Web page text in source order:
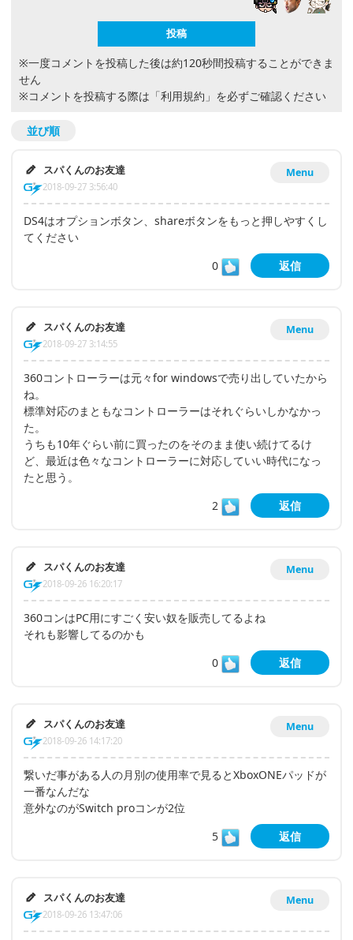
※一度コメントを投稿した後は約120秒間投稿することができま
せん
※コメントを投稿する際は 「利用規約」 を必ずご確認ください
並び順
Menu
スパくんのお友達
2018-09-27 3:56:40
DS4はオプションボタン、shareボタンをもっと押しやすくし
てください
0
返信
Menu
スパくんのお友達
2018-09-27 3:14:55
360コントローラーは元々for windowsで売り出していたから
ね。
標準対応のまともなコントローラーはそれぐらいしかなかっ
た。
うちも10年ぐらい前に買ったのをそのまま使い続けてるけ
ど、最近は色々なコントローラーに対応していい時代になっ
たと思う。
2
返信
Menu
スパくんのお友達
2018-09-26 16:20:17
360コンはPC用にすごく安い奴を販売してるよね
それも影響してるのかも
0
返信
Menu
スパくんのお友達
2018-09-26 14:17:20
繋いだ事がある人の月別の使用率で見るとXboxONEパッドが
一番なんだな
意外なのがSwitch proコンが2位
5
返信
Menu
スパくんのお友達
2018-09-26 13:47:06